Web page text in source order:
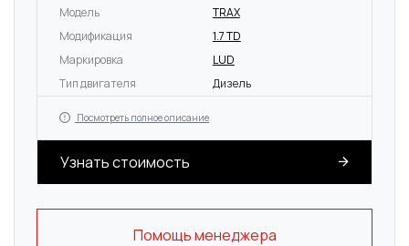
Модель
TRAX
Модификация
1.7 TD
Маркировка
LUD
Тип двигателя
Дизель
Посмотреть полное описание
Узнать стоимость
Помощь менеджера